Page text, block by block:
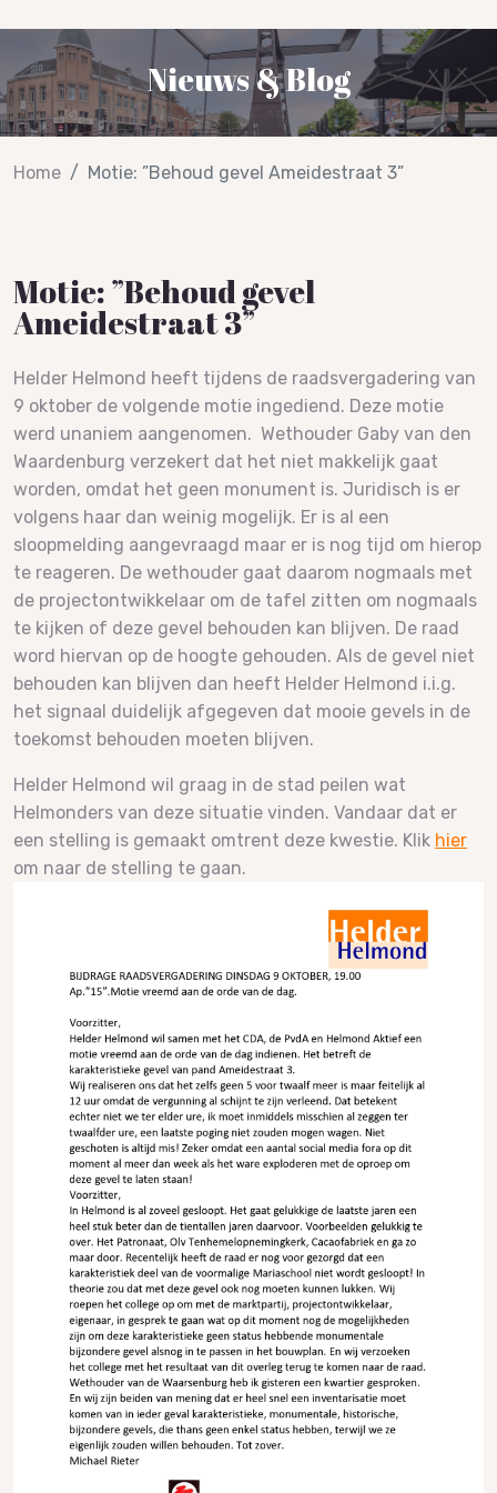
Nieuws & Blog
Home Motie: ”Behoud gevel Ameidestraat 3”
Motie: ”Behoud gevel
Ameidestraat 3”
Helder Helmond heeft tijdens de raadsvergadering van
9 oktober de volgende motie ingediend. Deze motie
werd unaniem aangenomen. Wethouder Gaby van den
Waardenburg verzekert dat het niet makkelijk gaat
worden, omdat het geen monument is. Juridisch is er
volgens haar dan weinig mogelijk. Er is al een
sloopmelding aangevraagd maar er is nog tijd om hierop
te reageren. De wethouder gaat daarom nogmaals met
de projectontwikkelaar om de tafel zitten om nogmaals
te kijken of deze gevel behouden kan blijven. De raad
word hiervan op de hoogte gehouden. Als de gevel niet
behouden kan blijven dan heeft Helder Helmond i.i.g.
het signaal duidelijk afgegeven dat mooie gevels in de
toekomst behouden moeten blijven.
Helder Helmond wil graag in de stad peilen wat
Helmonders van deze situatie vinden. Vandaar dat er
een stelling is gemaakt omtrent deze kwestie. Klik hier
om naar de stelling te gaan.